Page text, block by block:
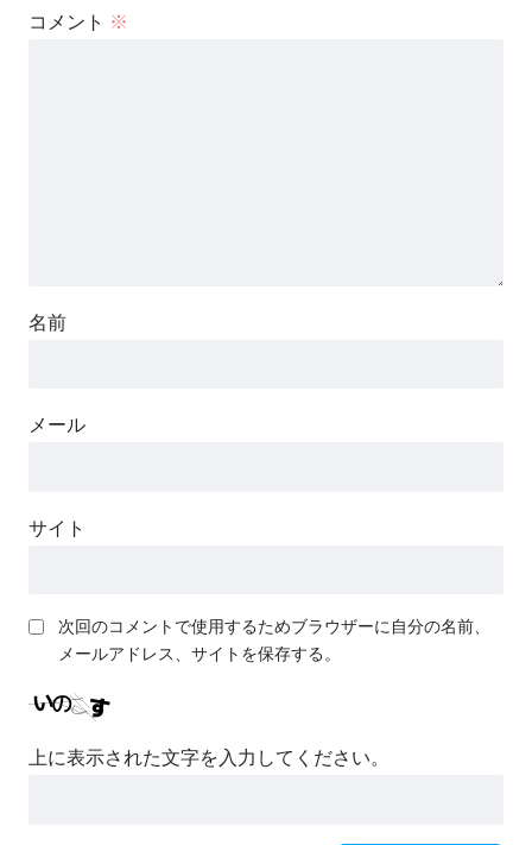
ようです
アルキャス社長は街を乗っ取
宵闇解明録
コメント ※
名前
メール
サイト
次回のコメントで使用するためブラウザーに自分の名前、
メールアドレス、サイトを保存する。
上に表示された文字を入力してください。